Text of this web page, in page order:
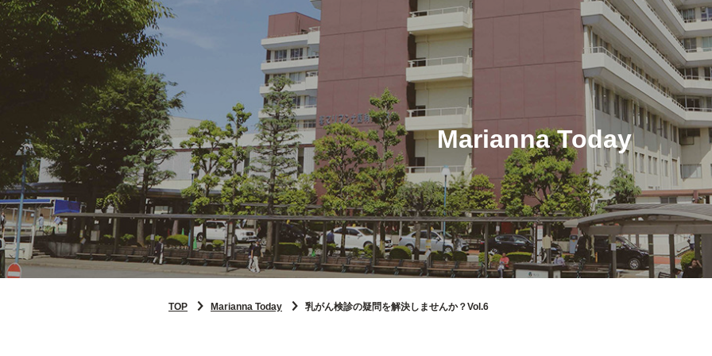
Marianna Today
TOP Marianna Today 乳がん検診の疑問を解決しませんか？Vol.6